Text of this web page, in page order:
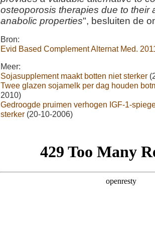
osteoporosis therapies due to their
anabolic properties", besluiten de
Bron:
Evid Based Complement Alternat Med.
Meer:
Sojasupplement maakt botten niet sterker
Twee glazen sojamelk per dag houden
2010)
Gedroogde pruimen verhogen IGF-1-
sterker (20-10-2006)